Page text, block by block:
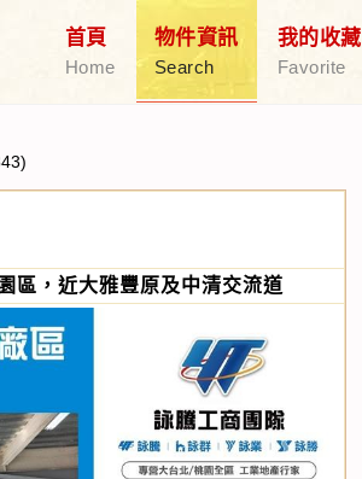
首頁
Home
物件資訊
Search
我的收藏
Favorite
區，近大雅豐原及中清交流道